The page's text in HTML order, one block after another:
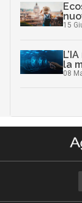
15
la
08